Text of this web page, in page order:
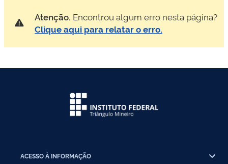
Atenção. Encontrou algum erro nesta página?
Clique aqui para relatar o erro.
ACESSO À INFORMAÇÃO